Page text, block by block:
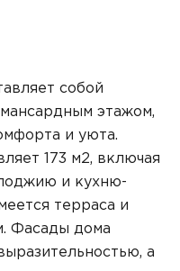
собой
этажом,
и уюта.
173 м2, включая
и кухню-
терраса и
Фасады дома
а